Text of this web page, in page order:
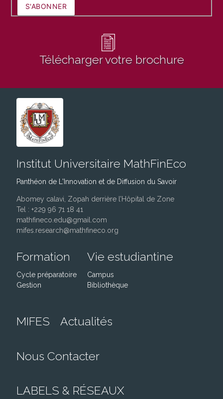
S'ABONNER
Télécharger votre brochure
Institut Universitaire MathFinEco
Panthéon de L'Innovation et de Diffusion du Savoir
Abomey calavi, Zopah derrière l’Hôpital de Zone
Tel : +229 96 71 18 41
mathfineco.edu@gmail.com
mifes.research@mathfineco.org
Formation
Cycle préparatoire
Gestion
Vie estudiantine
Campus
Bibliothèque
MIFES Actualités
Nous Contacter
LABELS & RÉSEAUX